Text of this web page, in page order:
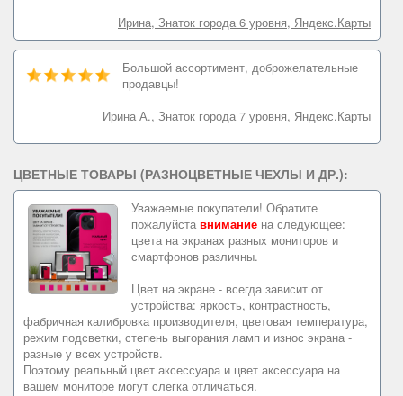
Ирина, Знаток города 6 уровня, Яндекс.Карты
Большой ассортимент, доброжелательные
продавцы!
Ирина А., Знаток города 7 уровня, Яндекс.Карты
ЦВЕТНЫЕ ТОВАРЫ (РАЗНОЦВЕТНЫЕ ЧЕХЛЫ И ДР.):
Уважаемые покупатели! Обратите
пожалуйста внимание на следующее:
цвета на экранах разных мониторов и
смартфонов различны.
Цвет на экране - всегда зависит от
устройства: яркость, контрастность,
фабричная калибровка производителя, цветовая температура,
режим подсветки, степень выгорания ламп и износ экрана -
разные у всех устройств.
Поэтому реальный цвет аксессуара и цвет аксессуара на
вашем мониторе могут слегка отличаться.